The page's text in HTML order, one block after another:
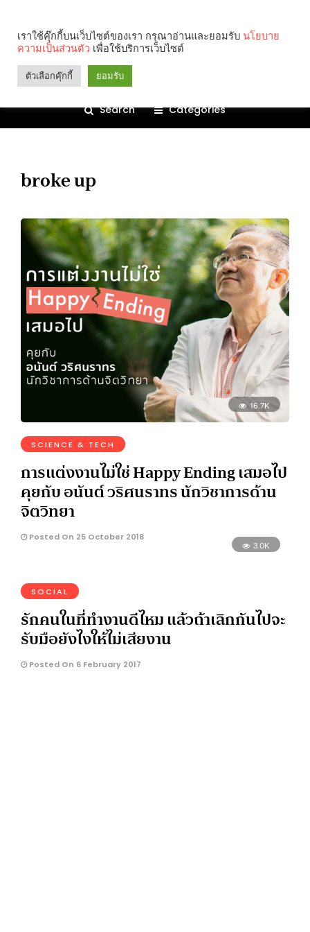
Search Categories
broke up
16.7K
SCIENCE & TECH
การแต่งงานไม่ใช่ Happy Ending เสมอไป
คุยกับ อนันต์ วริศนราทร นักวิชาการด้าน
จิตวิทยา
Posted On 25 October 2018
3.0K
SOCIAL
รักคนในที่ทำงานดีไหม แล้วถ้าเลิกกันไปจะ
รับมือยังไงให้ไม่เสียงาน
Posted On 6 February 2017
เราใช้คุ๊กกี้บนเว็บไซต์ของเรา กรุณาอ่านและยอมรับ นโยบาย
ความเป็นส่วนตัว เพื่อใช้บริการเว็บไซต์
ตัวเลือกคุ๊กกี้ ยอมรับ